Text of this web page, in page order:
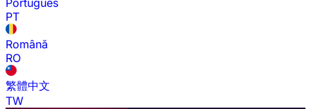
Português
PT
Română
RO
繁體中文
TW